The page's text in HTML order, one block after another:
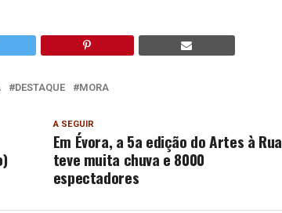
DESTAQUE MORA
A SEGUIR
Em Évora, a 5a edição do Artes à Rua
teve muita chuva e 8000
espectadores